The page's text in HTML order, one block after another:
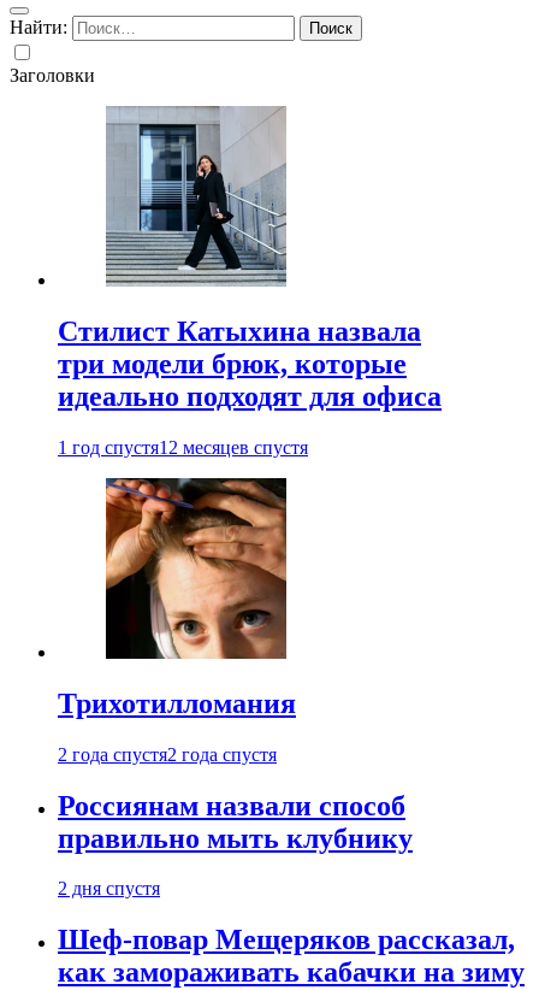
Найти:
Заголовки
Стилист Катыхина назвала
три модели брюк, которые
идеально подходят для офиса
1 год спустя12 месяцев спустя
Трихотилломания
2 года спустя2 года спустя
Россиянам назвали способ
правильно мыть клубнику
2 дня спустя
Шеф-повар Мещеряков рассказал,
как замораживать кабачки на зиму